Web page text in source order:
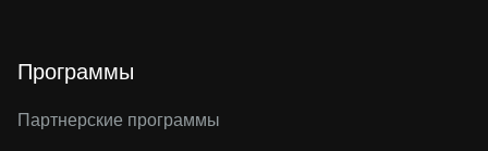
Программы
Партнерские программы